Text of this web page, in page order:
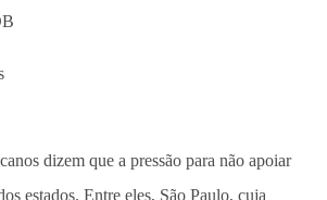
dizem que a pressão para não apoiar
estados. Entre eles, São Paulo, cuja